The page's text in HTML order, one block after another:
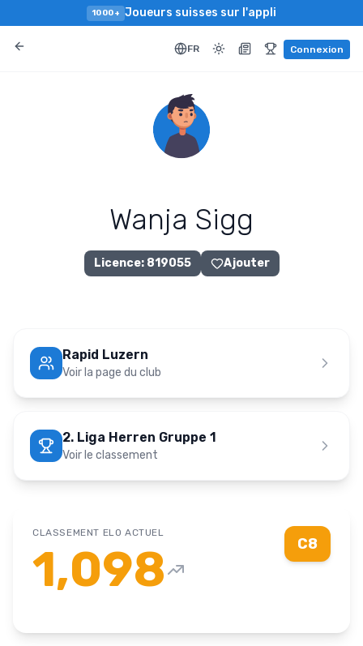
1000+ Joueurs suisses sur l'appli
FR Connexion
Wanja Sigg
Licence: 819055 Ajouter
Rapid Luzern
Voir la page du club
2. Liga Herren Gruppe 1
Voir le classement
C8
CLASSEMENT ELO ACTUEL
1,098